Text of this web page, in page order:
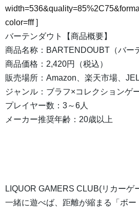
color=fff]
バーテンダウト【商品概要】
商品名称：BARTENDOUBT（バー
商品価格：2,420円（税込）
販売場所：Amazon、楽天市場、
ジャンル：ブラフ×コレクションゲ
プレイヤー数：3～6人
メーカー推奨年齢：20歳以上
LIQUOR GAMERS CLUB(リカーゲ
一緒に遊べば、距離が縮まる「ボー